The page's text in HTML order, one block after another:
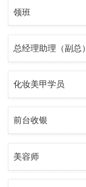
领班
总经理助理（副总）
化妆美甲学员
前台收银
美容师